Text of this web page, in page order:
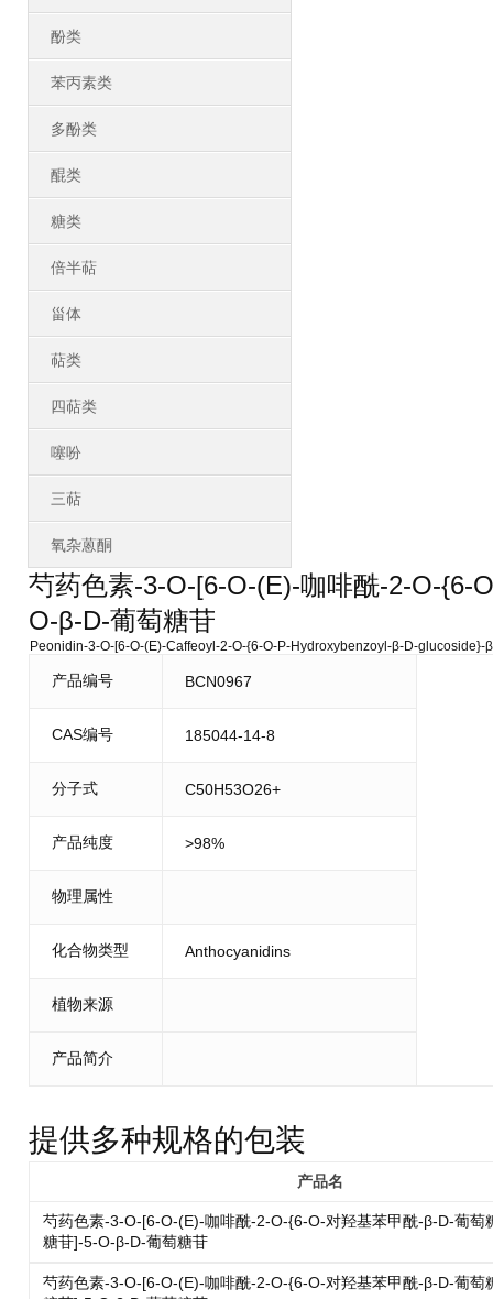
酚类
苯丙素类
多酚类
醌类
糖类
倍半萜
甾体
萜类
四萜类
噻吩
三萜
氧杂蒽酮
芍药色素-3-O-[6-O-(E)-咖啡酰-2-O-{6-
O-β-D-葡萄糖苷
Peonidin-3-O-[6-O-(E)-Caffeoyl-2-O-{6-O-P-Hydroxybenzoyl-β-D-
产品编号 BCN0967
CAS编号 185044-14-8
分子式 C50H53O26+
产品纯度 >98%
物理属性
化合物类型 Anthocyanidins
植物来源
产品简介
提供多种规格的包装
产品名
芍药色素-3-O-[6-O-(E)-咖啡酰-2-O-{6-O-对羟基苯甲酰-β-D-葡萄
糖苷]-5-O-β-D-葡萄糖苷
芍药色素-3-O-[6-O-(E)-咖啡酰-2-O-{6-O-对羟基苯甲酰-β-D-葡萄